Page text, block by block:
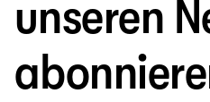
unseren